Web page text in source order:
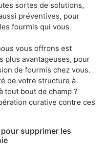
sortes de solutions,
préventives, pour
fourmis qui vous
vous offrons est
plus avantageuses, pour
de fourmis chez vous.
de votre structure à
tout bout de champ ?
curative contre ces
supprimer les